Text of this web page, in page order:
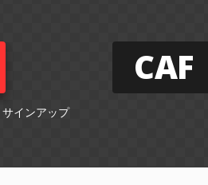
サインアップ
CAF